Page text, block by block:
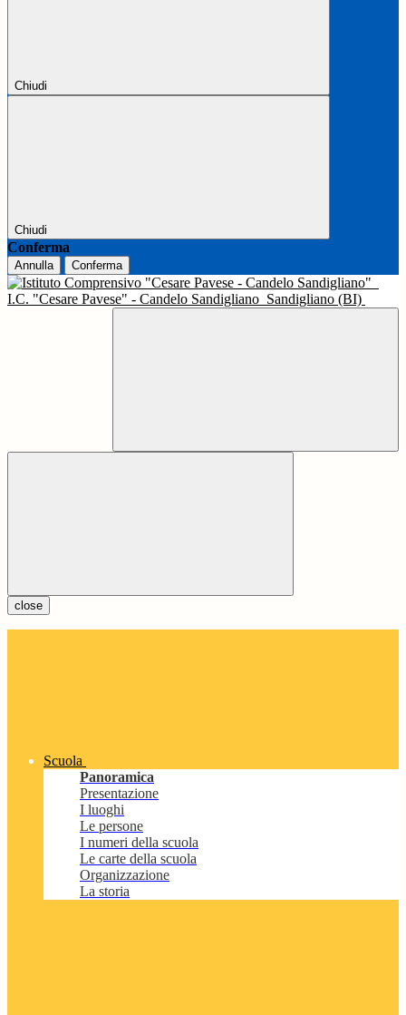
Chiudi
Chiudi
Conferma
Annulla Conferma
I.C. "Cesare Pavese" - Candelo Sandigliano Sandigliano (BI)
close
Scuola
Panoramica
Presentazione
I luoghi
Le persone
I numeri della scuola
Le carte della scuola
Organizzazione
La storia